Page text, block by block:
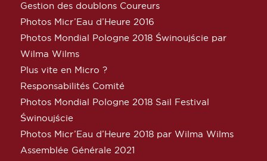
Gestion des doublons Coureurs
Photos Micr’Eau d’Heure 2016
Photos Mondial Pologne 2018 Świnoujście par
Wilma Wilms
Plus vite en Micro ?
Responsabilités Comité
Photos Mondial Pologne 2018 Sail Festival
Świnoujście
Photos Micr’Eau d’Heure 2018 par Wilma Wilms
Assemblée Générale 2021